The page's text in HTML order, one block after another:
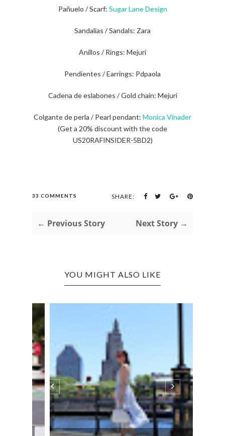
Pañuelo / Scarf: Sugar Lane Design
Sandalias / Sandals: Zara
Anillos / Rings: Mejuri
Pendientes / Earrings: Pdpaola
Cadena de eslabones / Gold chain: Mejuri
Colgante de perla / Pearl pendant: Monica Vinader
(Get a 20% discount with the code
US20RAFINSIDER-5BD2)
33 COMMENTS SHARE:
← Previous Story Next Story →
YOU MIGHT ALSO LIKE